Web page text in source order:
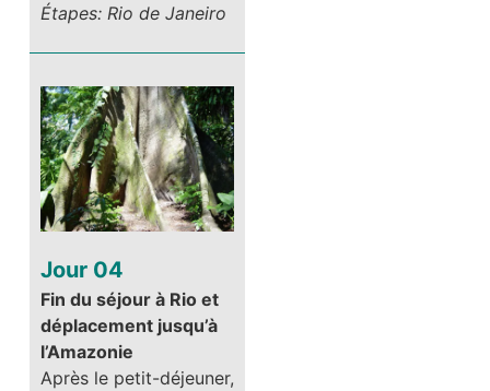
Étapes: Rio de Janeiro
Jour 04
Fin du séjour à Rio et
déplacement jusqu’à
l’Amazonie
Après le petit-déjeuner,